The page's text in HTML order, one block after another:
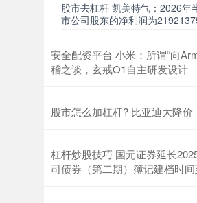
股市去杠杆 凯美特气：2026年
市公司股东的净利润为
安全配资平台 小米：所谓“向
稽之谈，玄戒O1自主研发设计
股市怎么加杠杆? 比亚迪大降
杠杆炒股技巧 国元证券延长
司债券（第二期）簿记建档时